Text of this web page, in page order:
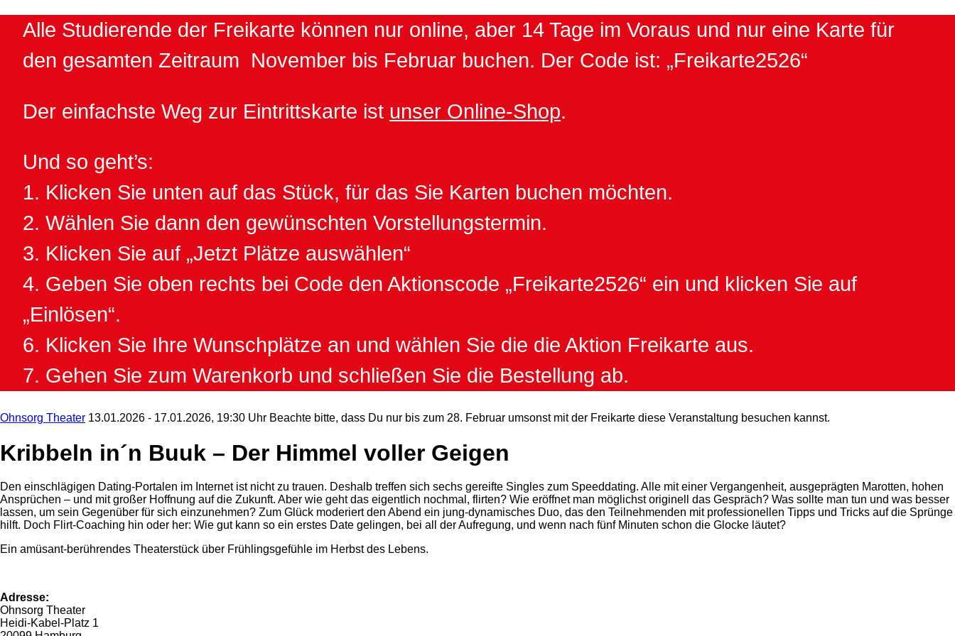
Alle Studierende der Freikarte können nur online, aber 14 Tage im Voraus und nur eine Karte für
den gesamten Zeitraum November bis Februar buchen. Der Code ist: „Freikarte2526“
Der einfachste Weg zur Eintrittskarte ist unser Online-Shop.
Und so geht’s:
1. Klicken Sie unten auf das Stück, für das Sie Karten buchen möchten.
2. Wählen Sie dann den gewünschten Vorstellungstermin.
3. Klicken Sie auf „Jetzt Plätze auswählen“
4. Geben Sie oben rechts bei Code den Aktionscode „Freikarte2526“ ein und klicken Sie auf
„Einlösen“.
6. Klicken Sie Ihre Wunschplätze an und wählen Sie die die Aktion Freikarte aus.
7. Gehen Sie zum Warenkorb und schließen Sie die Bestellung ab.
Ohnsorg Theater 13.01.2026 - 17.01.2026, 19:30 Uhr Beachte bitte, dass Du nur bis zum 28. Februar umsonst mit der Freikarte diese Veranstaltung besuchen kannst.
Kribbeln in´n Buuk – Der Himmel voller Geigen
Den einschlägigen Dating-Portalen im Internet ist nicht zu trauen. Deshalb treffen sich sechs gereifte Singles zum Speeddating. Alle mit einer Vergangenheit, ausgeprägten Marotten, hohen
Ansprüchen – und mit großer Hoffnung auf die Zukunft. Aber wie geht das eigentlich nochmal, flirten? Wie eröffnet man möglichst originell das Gespräch? Was sollte man tun und was besser
lassen, um sein Gegenüber für sich einzunehmen? Zum Glück moderiert den Abend ein jung-dynamisches Duo, das den Teilnehmenden mit professionellen Tipps und Tricks auf die Sprünge
hilft. Doch Flirt-Coaching hin oder her: Wie gut kann so ein erstes Date gelingen, bei all der Aufregung, und wenn nach fünf Minuten schon die Glocke läutet?
Ein amüsant-berührendes Theaterstück über Frühlingsgefühle im Herbst des Lebens.
Adresse:
Ohnsorg Theater
Heidi-Kabel-Platz 1